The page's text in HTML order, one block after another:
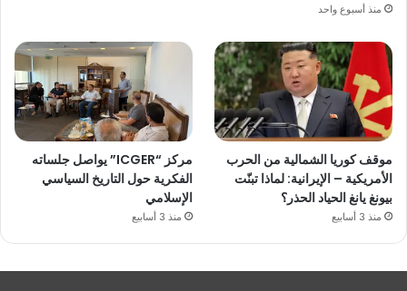
منذ أسبوع واحد
موقف كوريا الشمالية من الحرب
الأمريكية – الإيرانية: لماذا تبنّت
بيونغ يانغ الحياد الحذر؟
منذ 3 أسابيع
مركز “ICGER” يواصل جلساته
الفكرية حول التاريخ السياسي
الإسلامي
منذ 3 أسابيع